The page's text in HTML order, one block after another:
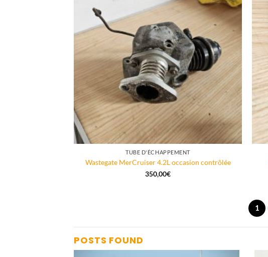
TUBE D'ÉCHAPPEMENT
Wastegate MerCruiser 4.2L occasion contrôlée
350,00€
1
POSTS FOUND